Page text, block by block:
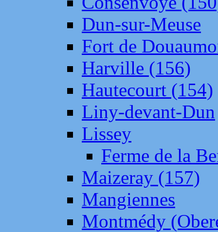
Dun-sur-Meuse
Fort de
Harville (156)
Hautecourt (154)
Liny-devant-Dun
Lissey
Ferme de la
Maizeray (157)
Mangiennes
Montmédy